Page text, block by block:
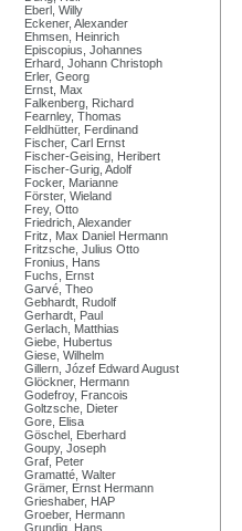
Eberl, Willy
Eckener, Alexander
Ehmsen, Heinrich
Episcopius, Johannes
Erhard, Johann Christoph
Erler, Georg
Ernst, Max
Falkenberg, Richard
Fearnley, Thomas
Feldhütter, Ferdinand
Fischer, Carl Ernst
Fischer-Geising, Heribert
Fischer-Gurig, Adolf
Focker, Marianne
Förster, Wieland
Frey, Otto
Friedrich, Alexander
Fritz, Max Daniel Hermann
Fritzsche, Julius Otto
Fronius, Hans
Fuchs, Ernst
Garvé, Theo
Gebhardt, Rudolf
Gerhardt, Paul
Gerlach, Matthias
Giebe, Hubertus
Giese, Wilhelm
Gillern, Józef Edward August
Glöckner, Hermann
Godefroy, Francois
Goltzsche, Dieter
Gore, Elisa
Göschel, Eberhard
Goupy, Joseph
Graf, Peter
Gramatté, Walter
Grämer, Ernst Hermann
Grieshaber, HAP
Groeber, Hermann
Grundig, Hans